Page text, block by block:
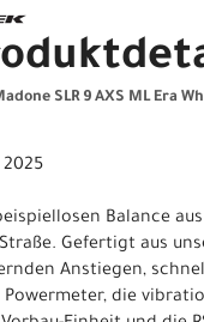
SLR 9 AXS ML Era
Balance
Gefertigt aus
Anstiegen,
die